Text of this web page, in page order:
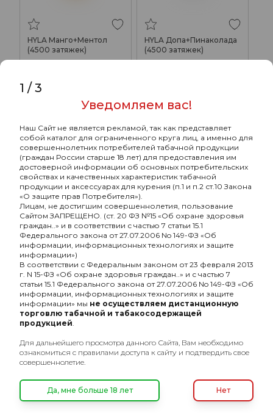
HYLA Манго+Ментол
(4500 затяжек)
HYLA Допа+Пинаколада
(4500 затяжек)
HYLA Арбуз+Ментол
(4500 затяжек)
870₽
HYLA Персик+Лимон
(4500 затяжек)
1 /3
Уведомляем вас!
Наш Сайт не является рекламой, так как представляет
собой каталог для ограниченного круга лиц, а именно для
совершеннолетних потребителей табачной продукции
(граждан России старше 18 лет) для предоставления им
достоверной информации об основных потребительских
свойствах и качественных характеристик табачной
продукции и аксессуарах для курения (п.1 и п.2 ст.10 Закона
«О защите прав Потребителя»).
Лицам, не достигшим совершеннолетия, пользование
Сайтом ЗАПРЕЩЕНО. (ст. 20 ФЗ №15 «Об охране здоровья
граждан..» и в соответствии с частью 7 статьи 15.1
Федерального закона от 27.07.2006 No 149-ФЗ «Об
информации, информационных технологиях и защите
информации»)
В соответствии с Федеральным законом от 23 февраля 2013
г. N 15-ФЗ «Об охране здоровья граждан..» и с частью 7
статьи 15.1 Федерального закона от 27.07.2006 No 149-ФЗ «Об
информации, информационных технологиях и защите
информации» мы не осуществляем дистанционную
торговлю табачной и табакосодержащей
продукцией
Для дальнейшего просмотра данного Сайта, Вам необходимо
ознакомиться с правилами доступа к сайту и подтвердить свое
совершеннолетие.
Да, мне больше 18 лет Нет